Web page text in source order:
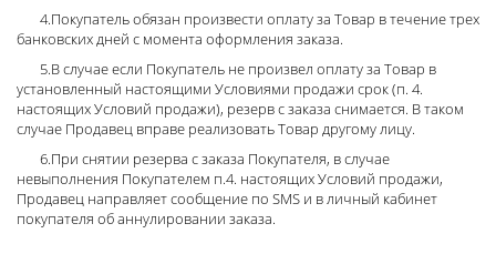
4.Покупатель обязан произвести оплату за Товар в течение трех
банковских дней с момента оформления заказа.
5.В случае если Покупатель не произвел оплату за Товар в
установленный настоящими Условиями продажи срок (п. 4.
настоящих Условий продажи), резерв с заказа снимается. В таком
случае Продавец вправе реализовать Товар другому лицу.
6.При снятии резерва с заказа Покупателя, в случае
невыполнения Покупателем п.4. настоящих Условий продажи,
Продавец направляет сообщение по SMS и в личный кабинет
покупателя об аннулировании заказа.